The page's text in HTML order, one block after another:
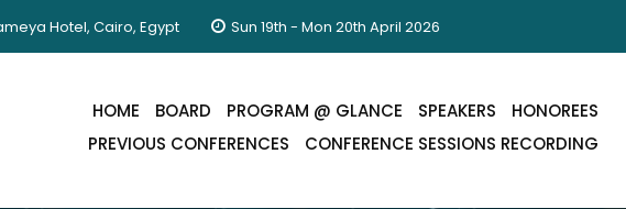
Hotel, Cairo, Egypt Sun 19th - Mon 20th April 2026
HOME BOARD PROGRAM @ GLANCE SPEAKERS
HONOREES
PREVIOUS CONFERENCES
CONFERENCE SESSIONS RECORDING